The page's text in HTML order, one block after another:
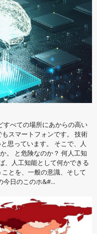
すべての場所にあからの高い
スマートフォンです。 技術
思っています。 そこで、人
。 と危険なのか？ 何人工知
、人工知能として何かできる
とを、一般の意識、そして
今日のこのホ&#...